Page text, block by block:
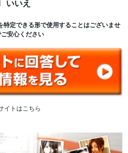
いいえ
定できる形で使用することはございませ
安心ください
イトはこちら